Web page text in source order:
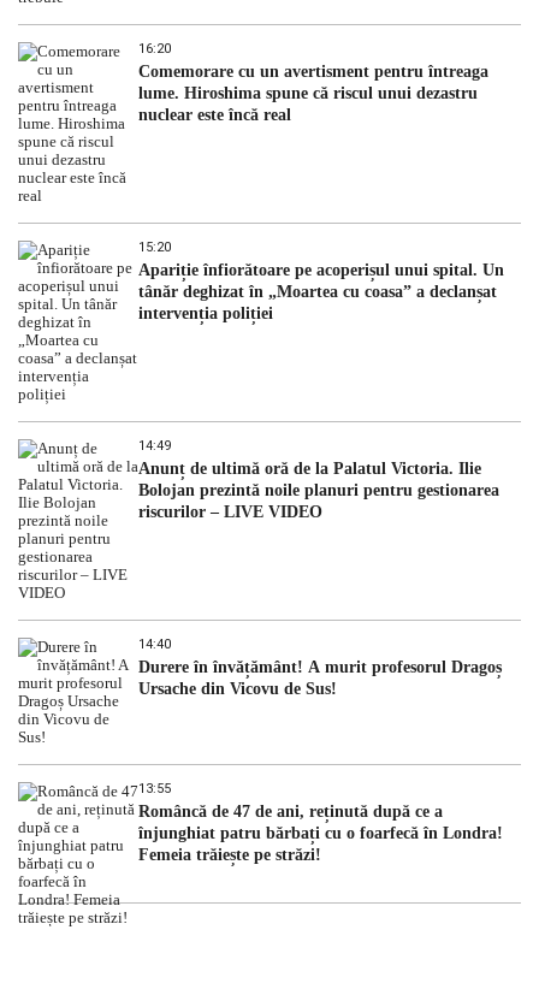
16:20
Comemorare cu un avertisment pentru întreaga
lume. Hiroshima spune că riscul unui dezastru
nuclear este încă real
15:20
Apariție înfiorătoare pe acoperișul unui spital. Un
tânăr deghizat în „Moartea cu coasa” a declanșat
intervenția poliției
14:49
Anunț de ultimă oră de la Palatul Victoria. Ilie
Bolojan prezintă noile planuri pentru gestionarea
riscurilor – LIVE VIDEO
14:40
Durere în învățământ! A murit profesorul Dragoș
Ursache din Vicovu de Sus!
13:55
Româncă de 47 de ani, reținută după ce a
înjunghiat patru bărbați cu o foarfecă în Londra!
Femeia trăiește pe străzi!